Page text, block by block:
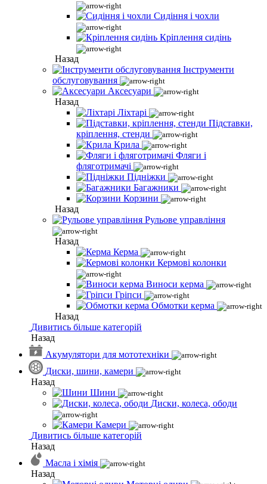
Сидіння і чохли
Кріплення сидінь
Назад
Інструменти
обслуговування
Аксесуари
Назад
Ліхтарі
Підставки,
кріплення, стенди
Крила
Фляги і
фляготримачі
Підніжки
Багажники
Корзини
Назад
Рульове управління
Назад
Керма
Кермові колонки
Виноси керма
Гріпси
Обмотки керма
Назад
Дивитись більше категорій
Назад
Акумулятори для мототехніки
Диски, шини, камери
Назад
Шини
Диски, колеса, ободи
Камери
Дивитись більше категорій
Назад
Масла і хімія
Назад